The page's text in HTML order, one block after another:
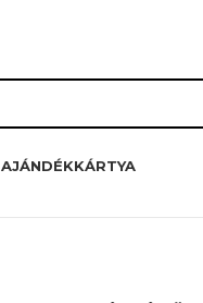
AJÁNDÉKKÁRTYA